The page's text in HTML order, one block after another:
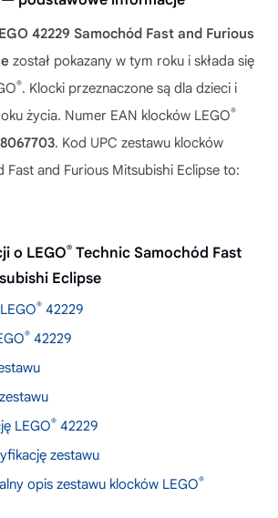
42229 Samochód Fast and Furious
został pokazany w tym roku i składa się
®. Klocki przeznaczone są dla dzieci i
życia. Numer EAN klocków LEGO®
. Kod UPC zestawu klocków
Fast and Furious Mitsubishi Eclipse to:
o LEGO® Technic Samochód Fast
Eclipse
® 42229
® 42229
LEGO® 42229
zestawu
opis zestawu klocków LEGO®